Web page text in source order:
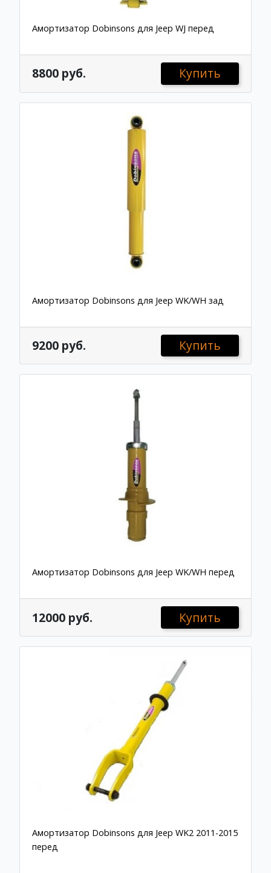
Амортизатор Dobinsons для Jeep WJ перед
8800 руб. Купить
Амортизатор Dobinsons для Jeep WK/WH зад
9200 руб. Купить
Амортизатор Dobinsons для Jeep WK/WH перед
12000 руб. Купить
Амортизатор Dobinsons для Jeep WK2 2011-2015
перед